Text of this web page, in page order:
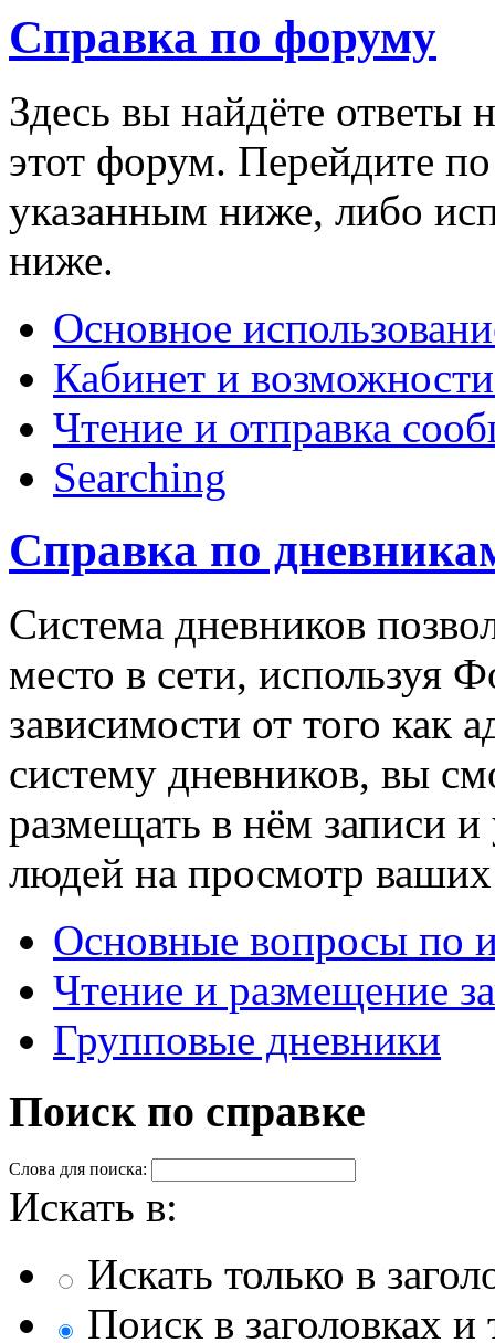
Справка по форуму
Здесь вы найдёте ответы
этот форум. Перейдите
указанным ниже, либо
ниже.
Основное
Кабинет и
Чтение и отправка
Searching
Справка по
Система дневников
место в сети, используя
зависимости от того как
систему дневников, вы
размещать в нём записи
людей на просмотр ваших
Основные вопросы по
Чтение и размещение
Групповые дневники
Поиск по справке
Слова для поиска:
Искать в:
Искать только в
Поиск в заголовках и